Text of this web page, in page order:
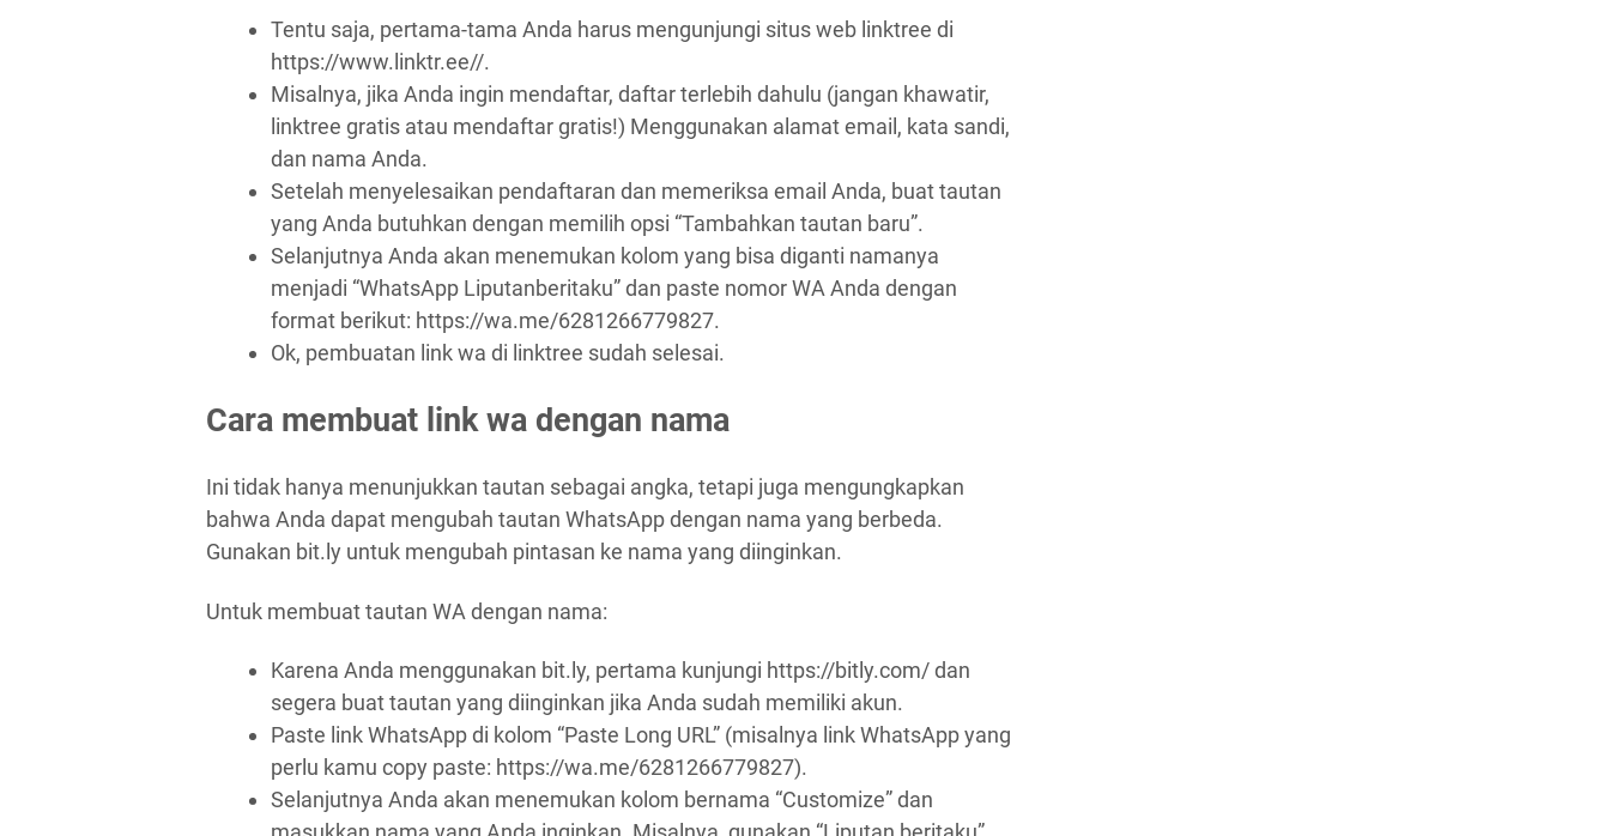
Tentu saja, pertama-tama Anda harus mengunjungi situs web linktree di
https://www.linktr.ee//.
Misalnya, jika Anda ingin mendaftar, daftar terlebih dahulu (jangan khawatir,
linktree gratis atau mendaftar gratis!) Menggunakan alamat email, kata sandi,
dan nama Anda.
Setelah menyelesaikan pendaftaran dan memeriksa email Anda, buat tautan
yang Anda butuhkan dengan memilih opsi “Tambahkan tautan baru”.
Selanjutnya Anda akan menemukan kolom yang bisa diganti namanya
menjadi “WhatsApp Liputanberitaku” dan paste nomor WA Anda dengan
format berikut: https://wa.me/6281266779827.
Ok, pembuatan link wa di linktree sudah selesai.
Cara membuat link wa dengan nama
Ini tidak hanya menunjukkan tautan sebagai angka, tetapi juga mengungkapkan
bahwa Anda dapat mengubah tautan WhatsApp dengan nama yang berbeda.
Gunakan bit.ly untuk mengubah pintasan ke nama yang diinginkan.
Untuk membuat tautan WA dengan nama:
Karena Anda menggunakan bit.ly, pertama kunjungi https://bitly.com/ dan
segera buat tautan yang diinginkan jika Anda sudah memiliki akun.
Paste link WhatsApp di kolom “Paste Long URL” (misalnya link WhatsApp yang
perlu kamu copy paste: https://wa.me/6281266779827).
Selanjutnya Anda akan menemukan kolom bernama “Customize” dan